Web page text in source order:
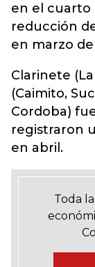
en el cuarto
reducción
en marzo de
Clarinete
(Caimito,
Cordoba)
registraron
en abril.
Toda